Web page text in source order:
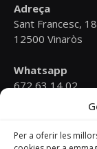
Per a oferir les
Adreça
Sant Francesc,
12500 Vinaròs
Whatsapp
672 63 14 02